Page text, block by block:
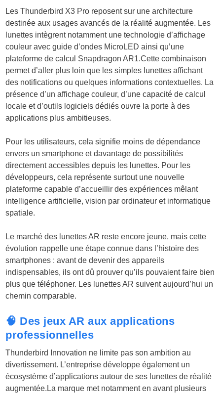
Les Thunderbird X3 Pro reposent sur une architecture
destinée aux usages avancés de la réalité augmentée. Les
lunettes intègrent notamment une technologie d’affichage
couleur avec guide d’ondes MicroLED ainsi qu’une
plateforme de calcul Snapdragon AR1.Cette combinaison
permet d’aller plus loin que les simples lunettes affichant
des notifications ou quelques informations contextuelles. La
présence d’un affichage couleur, d’une capacité de calcul
locale et d’outils logiciels dédiés ouvre la porte à des
applications plus ambitieuses.
Pour les utilisateurs, cela signifie moins de dépendance
envers un smartphone et davantage de possibilités
directement accessibles depuis les lunettes. Pour les
développeurs, cela représente surtout une nouvelle
plateforme capable d’accueillir des expériences mêlant
intelligence artificielle, vision par ordinateur et informatique
spatiale.
Le marché des lunettes AR reste encore jeune, mais cette
évolution rappelle une étape connue dans l’histoire des
smartphones : avant de devenir des appareils
indispensables, ils ont dû prouver qu’ils pouvaient faire bien
plus que téléphoner. Les lunettes AR suivent aujourd’hui un
chemin comparable.
🧠 Des jeux AR aux applications
professionnelles
Thunderbird Innovation ne limite pas son ambition au
divertissement. L’entreprise développe également un
écosystème d’applications autour de ses lunettes de réalité
augmentée.La marque met notamment en avant plusieurs